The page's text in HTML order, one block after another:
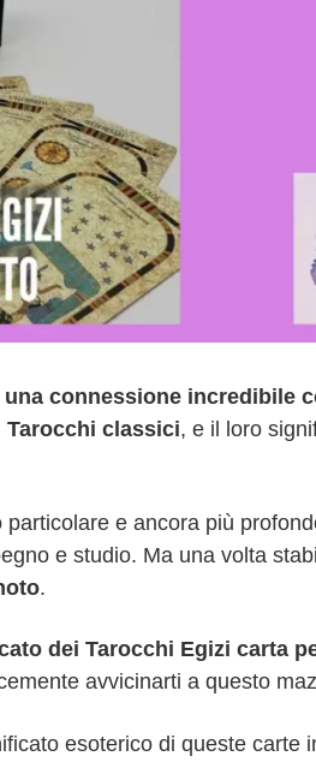
connessione incredibile
classici, e il loro
e ancora più
e studio. Ma una volta
.
dei Tarocchi Egizi carta
avvicinarti a questo
esoterico di queste carte